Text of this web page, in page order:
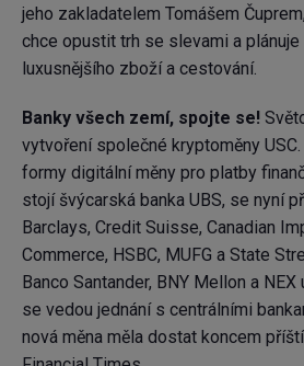
jeho zakladatelem Tomášem
chce opustit trh se slevami a
luxusnějšího zboží a cestování.
Banky všech zemí, spojte se!
vytvoření společné kryptoměny
formy digitální měny pro platby
stojí švýcarská banka UBS, se nyní
Barclays, Credit Suisse, Canadian
Commerce, HSBC, MUFG a State
Banco Santander, BNY Mellon a
se vedou jednání s centrálními
nová měna měla dostat koncem